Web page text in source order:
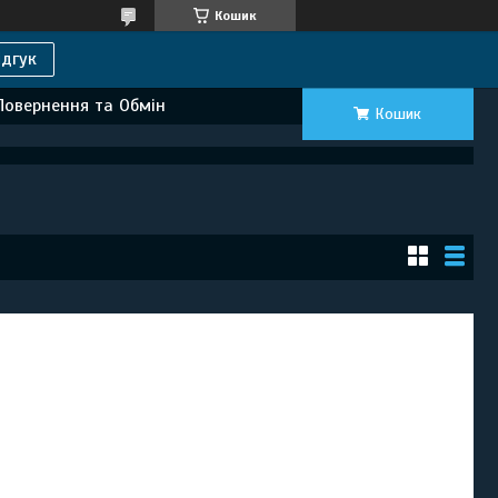
Кошик
та Обмін Кошик